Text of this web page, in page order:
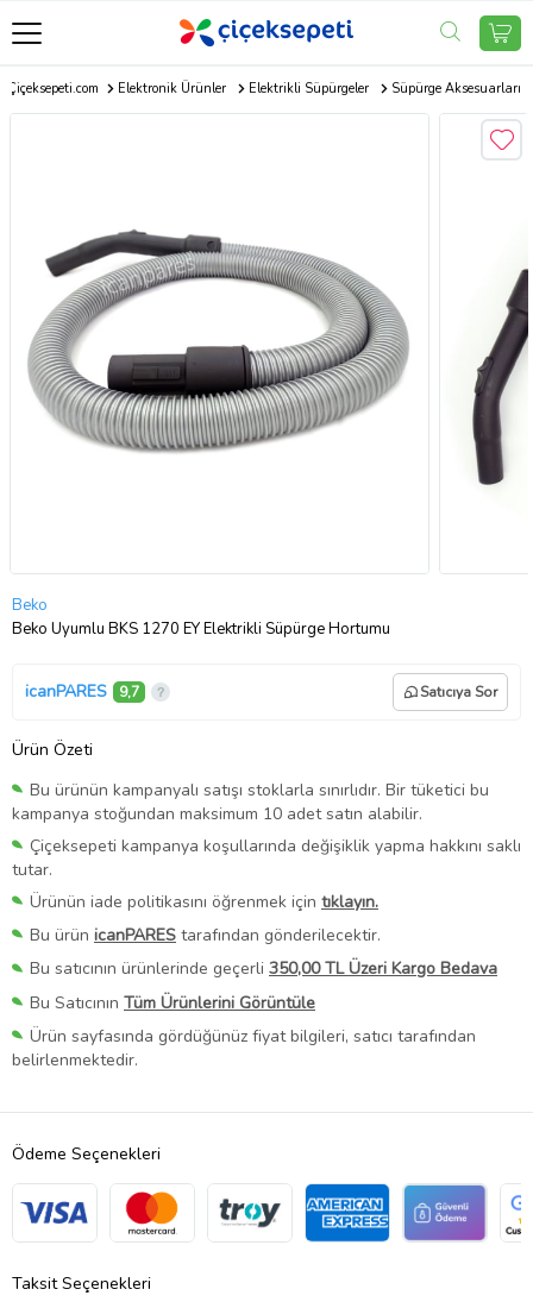
Çiçeksepeti.com Elektronik Ürünler Elektrikli Süpürgeler Süpürge Aksesuarları
Beko
Beko Uyumlu BKS 1270 EY Elektrikli Süpürge Hortumu
icanPARES 9,7 Satıcıya Sor
Ürün Özeti
Bu ürünün kampanyalı satışı stoklarla sınırlıdır. Bir tüketici bu
kampanya stoğundan maksimum 10 adet satın alabilir.
Çiçeksepeti kampanya koşullarında değişiklik yapma hakkını saklı
tutar.
Ürünün iade politikasını öğrenmek için tıklayın.
Bu ürün icanPARES tarafından gönderilecektir.
Bu satıcının ürünlerinde geçerli 350,00 TL Üzeri Kargo Bedava
Bu Satıcının Tüm Ürünlerini Görüntüle
Ürün sayfasında gördüğünüz fiyat bilgileri, satıcı tarafından
belirlenmektedir.
Ödeme Seçenekleri
Taksit Seçenekleri